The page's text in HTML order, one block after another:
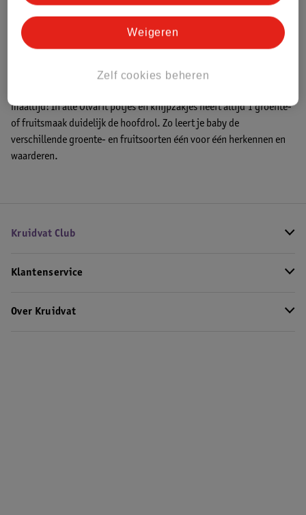
Alle Olvaritgroentepotjes,fruitpotjes,knijpzakjesen
granenpappen
zijn zorgvuldig samengesteld en aangepast op de
leeftijd van je kindje, voor ieder moment van de dag! Boordevol
net zoals overige babyvoeding)
maaltijd! In alle Olvarit potjes en knijpzakjes heeft altijd 1 groente-
of fruitsmaak duidelijk de hoofdrol. Zo leert je baby de
verschillende groente- en fruitsoorten één voor één herkennen en
waarderen.
Kruidvat Club
Klantenservice
Over Kruidvat
Zelf cookies beheren
Weigeren